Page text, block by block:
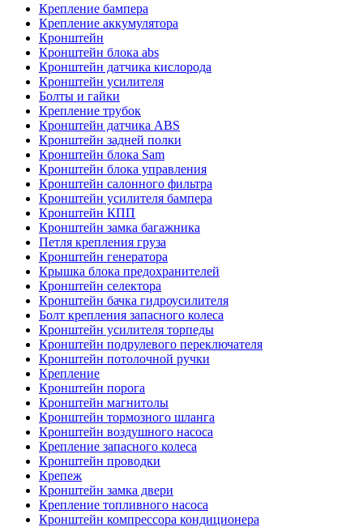
Крепление бампера
Крепление аккумулятора
Кронштейн
Кронштейн блока abs
Кронштейн датчика кислорода
Кронштейн усилителя
Болты и гайки
Крепление трубок
Кронштейн датчика ABS
Кронштейн задней полки
Кронштейн блока Sam
Кронштейн блока управления
Кронштейн салонного фильтра
Кронштейн усилителя бампера
Кронштейн КПП
Кронштейн замка багажника
Петля крепления груза
Кронштейн генератора
Крышка блока предохранителей
Кронштейн селектора
Кронштейн бачка гидроусилителя
Болт крепления запасного колеса
Кронштейн усилителя торпеды
Кронштейн подрулевого переключателя
Кронштейн потолочной ручки
Крепление
Кронштейн порога
Кронштейн магнитолы
Кронштейн тормозного шланга
Кронштейн воздушного насоса
Крепление запасного колеса
Кронштейн проводки
Крепеж
Кронштейн замка двери
Крепление топливного насоса
Кронштейн компрессора кондиционера